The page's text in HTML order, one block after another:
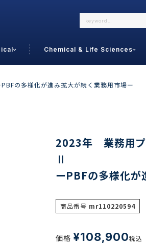
Chemical & Life Sciences
選ぶ
検索する
ア
ご
の多様化が進み拡大が続く業務用市場ー
2023年 業務用プ
Ⅱ
ーPBFの多様化が
商品番号 mr110220594
価格 ¥108,900税込